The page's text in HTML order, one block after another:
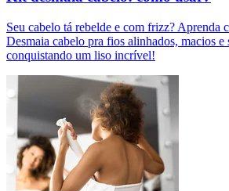
Seu cabelo tá rebelde e com frizz? Aprenda
Desmaia cabelo pra fios alinhados, macios e
conquistando um liso incrível!